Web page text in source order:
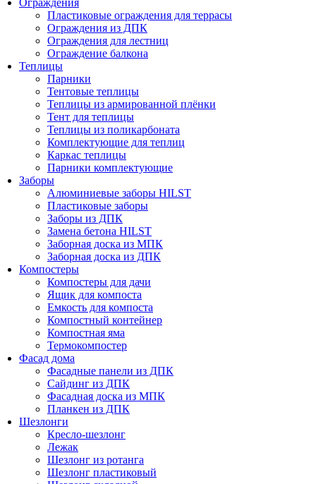
Ограждения
Пластиковые ограждения для террасы
Ограждения из ДПК
Ограждения для лестниц
Ограждение балкона
Теплицы
Парники
Тентовые теплицы
Теплицы из армированной плёнки
Тент для теплицы
Теплицы из поликарбоната
Комплектующие для теплиц
Каркас теплицы
Парники комплектующие
Заборы
Алюминиевые заборы HILST
Пластиковые заборы
Заборы из ДПК
Замена бетона HILST
Заборная доска из МПК
Заборная доска из ДПК
Компостеры
Компостеры для дачи
Ящик для компоста
Емкость для компоста
Компостный контейнер
Компостная яма
Термокомпостер
Фасад дома
Фасадные панели из ДПК
Сайдинг из ДПК
Фасадная доска из МПК
Планкен из ДПК
Шезлонги
Кресло-шезлонг
Лежак
Шезлонг из ротанга
Шезлонг пластиковый